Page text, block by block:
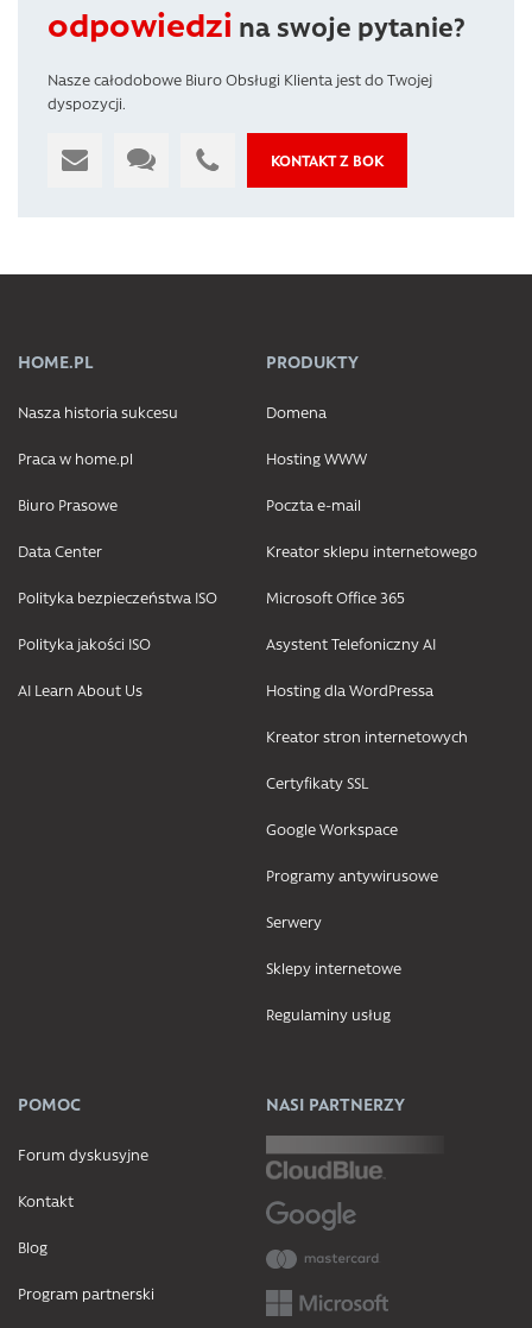
odpowiedzi na swoje pytanie?
Nasze całodobowe Biuro Obsługi Klienta jest do Twojej
dyspozycji.
KONTAKT Z BOK
HOME.PL
Nasza historia sukcesu
Praca w home.pl
Biuro Prasowe
Data Center
Polityka bezpieczeństwa ISO
Polityka jakości ISO
AI Learn About Us
PRODUKTY
Domena
Hosting WWW
Poczta e-mail
Kreator sklepu internetowego
Microsoft Office 365
Asystent Telefoniczny AI
Hosting dla WordPressa
Kreator stron internetowych
Certyfikaty SSL
Google Workspace
Programy antywirusowe
Serwery
Sklepy internetowe
Regulaminy usług
POMOC
Forum dyskusyjne
Kontakt
Blog
Program partnerski
NASI PARTNERZY